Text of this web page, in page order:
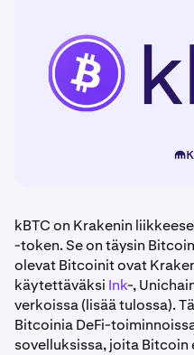
kBTC on Krakenin
-token. Se on täysin
olevat Bitcoinit ovat
käytettäväksi Ink-,
verkoissa (lisää tulossa).
Bitcoinia DeFi-
sovelluksissa, joita Bitcoin